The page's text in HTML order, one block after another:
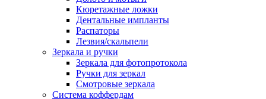
Кюретажные ложки
Дентальные импланты
Распаторы
Лезвия/скальпели
Зеркала и ручки
Зеркала для фотопротокола
Ручки для зеркал
Смотровые зеркала
Система коффердам